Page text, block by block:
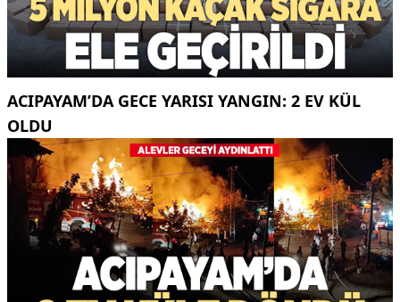
ACIPAYAM’DA GECE YARISI YANGIN: 2 EV KÜL
OLDU